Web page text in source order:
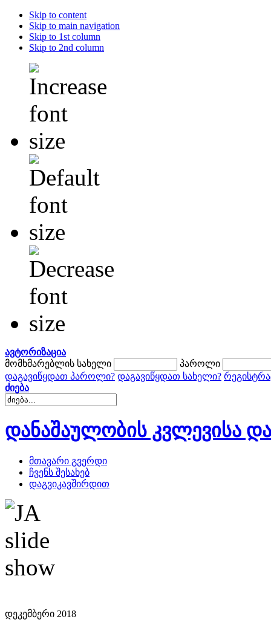
Skip to content
Skip to main navigation
Skip to 1st column
Skip to 2nd column
ავტორიზაცია
მომხმარებლის სახელი
პაროლი
დაგავიწყდათ პაროლი? დაგავიწყდათ სახელი?
ძიება
დანაშაულობის კვლევისა
მთავარი გვერდი
ჩვენს შესახებ
დაგვიკავშირდით
დეკემბერი 2018